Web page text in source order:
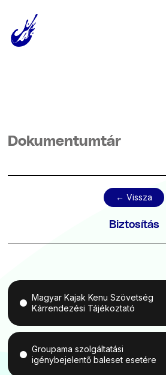
Dokumentumtár
← Vissza
Biztosítás
Magyar Kajak Kenu Szövetség
Kárrendezési Tájékoztató
Groupama szolgáltatási
igénybejelentő baleset esetére